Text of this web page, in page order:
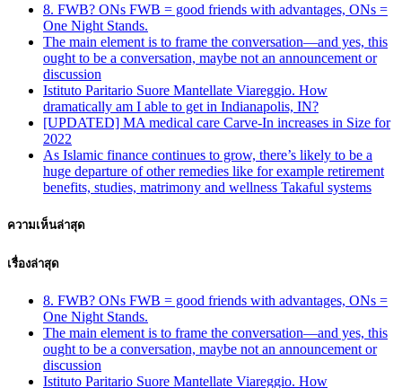
8. FWB? ONs FWB = good friends with advantages, ONs =
One Night Stands.
The main element is to frame the conversation—and yes, this
ought to be a conversation, maybe not an announcement or
discussion
Istituto Paritario Suore Mantellate Viareggio. How
dramatically am I able to get in Indianapolis, IN?
[UPDATED] MA medical care Carve-In increases in Size for
2022
As Islamic finance continues to grow, there’s likely to be a
huge departure of other remedies like for example retirement
benefits, studies, matrimony and wellness Takaful systems
ความเห็นล่าสุด
เรื่องล่าสุด
8. FWB? ONs FWB = good friends with advantages, ONs =
One Night Stands.
The main element is to frame the conversation—and yes, this
ought to be a conversation, maybe not an announcement or
discussion
Istituto Paritario Suore Mantellate Viareggio. How